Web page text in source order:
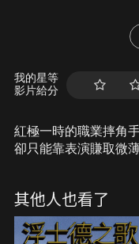
我的星等
影片給分
紅極一時的職業摔角
卻只能靠表演賺取微
親情。但這都比不上
不畏病魔重新站上舞
擊…
其他人也看了